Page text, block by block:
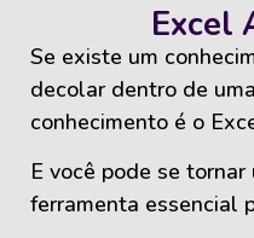
Excel
Se existe um
decolar dentro de
conhecimento é o
E você pode se
ferramenta essencial